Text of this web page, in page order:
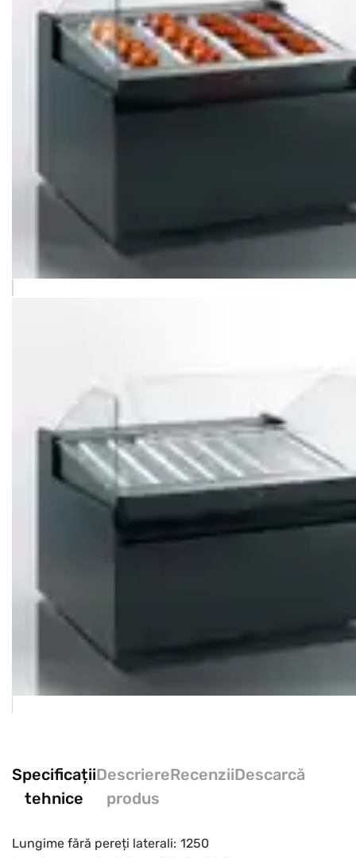
Specificații
tehnice
Descriere
produs
RecenziiDescarcă
Lungime fără pereți laterali: 1250